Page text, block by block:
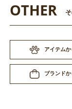
OTHER
アイテム
ブランド